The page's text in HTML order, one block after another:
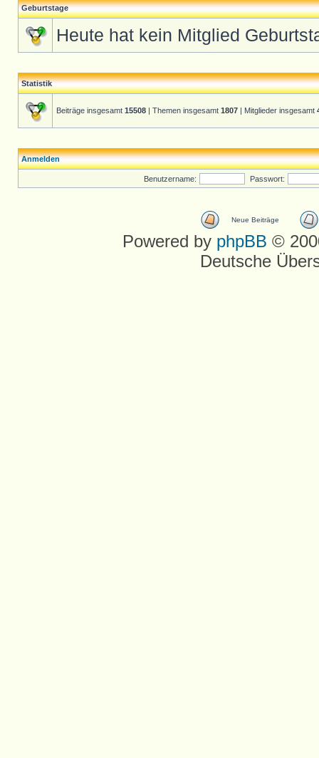
Geburtstage
Heute hat kein Mitglied
Statistik
Beiträge insgesamt 15508 | Themen insgesamt 1807 | Mitglieder insgesamt
Anmelden
Benutzername: Passwort:
Neue Beiträge
Powered by phpBB ©
Deutsche